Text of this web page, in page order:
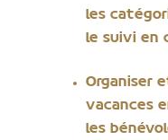
les
le suivi en
Organiser
vacances
les